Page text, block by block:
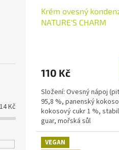
Kč
Krém ovesný
NATURE'S CHARM
110 Kč
Složení: Ovesný nápoj
95,8 %, panenský
kokosový cukr 1 %,
guar, mořská sůl
VEGAN